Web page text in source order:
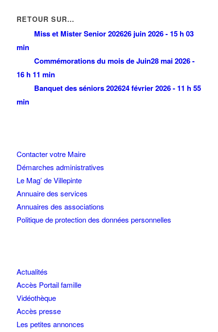
RETOUR SUR…
Miss et Mister Senior 202626 juin 2026 - 15 h 03
min
Commémorations du mois de Juin28 mai 2026 -
16 h 11 min
Banquet des séniors 202624 février 2026 - 11 h 55
min
Contacter votre Maire
Démarches administratives
Le Mag’ de Villepinte
Annuaire des services
Annuaires des associations
Politique de protection des données personnelles
Actualités
Accès Portail famille
Vidéothèque
Accès presse
Les petites annonces